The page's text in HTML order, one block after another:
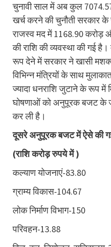
चुनावी साल में अब कुल
खर्च करने की चुनौती सरकार
राजस्व मद में 1168.90 करोड़
की राशि की व्यवस्था की गई
रूप देने में सरकार ने खासी
विभिन्न मंत्रियों के साथ
ज्यादा धनराशि जुटाने के रूप में
घोषणाओं को अनुपूरक बजट के
कर ली है।
दूसरे अनुपूरक बजट में ऐसे की
(राशि करोड़ रुपये में )
कल्याण योजनाएं-83.80
ग्राम्य विकास-104.67
लोक निर्माण विभाग-150
परिवहन-13.88